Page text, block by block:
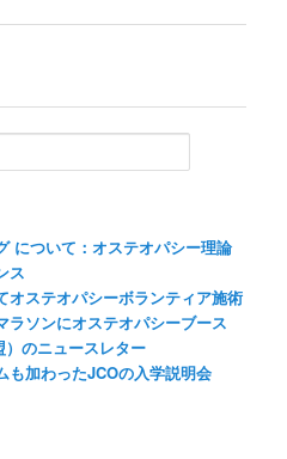
について：オステオパシー理論
ス
オステオパシーボランティア施術
ラソンにオステオパシーブース
のニュースレター
も加わったJCOの入学説明会